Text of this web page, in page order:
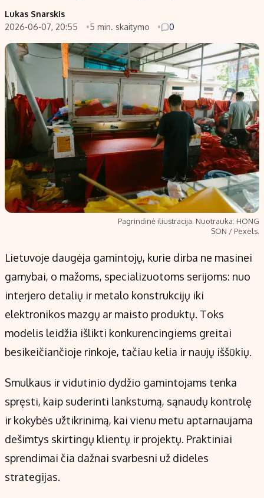
Investavimas
Akcijų rinka
Saulės elektrinės
Kriptovaliutos
Infliacija
Nedarbo išmokos skaičiuoklė
Indėliai
Indėlių skaičiuoklė
Būsto finansai
Įdomios naujienos
Redakcija
Apie mus
Turinio žymėjimo taisyklės
Kontaktai
Regionų naujienos
Indėlių palūkanos
Lukas Snarskis
2026-06-07, 20:55
5 min. skaitymo 0
Pagrindinė iliustracija. Nuotrauka: HONG
SON / Pexels.
Lietuvoje daugėja gamintojų, kurie dirba ne masinei
gamybai, o mažoms, specializuotoms serijoms: nuo
interjero detalių ir metalo konstrukcijų iki
elektronikos mazgų ar maisto produktų. Toks
modelis leidžia išlikti konkurencingiems greitai
besikeičiančioje rinkoje, tačiau kelia ir naujų iššūkių.
Smulkaus ir vidutinio dydžio gamintojams tenka
spręsti, kaip suderinti lankstumą, sąnaudų kontrolę
ir kokybės užtikrinimą, kai vienu metu aptarnaujama
dešimtys skirtingų klientų ir projektų. Praktiniai
sprendimai čia dažnai svarbesni už dideles
strategijas.